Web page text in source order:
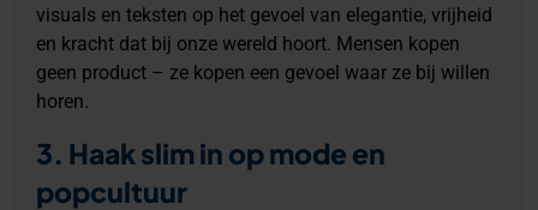
visuals en teksten op het gevoel van elegantie, vrijheid
en kracht dat bij onze wereld hoort. Mensen kopen
geen product – ze kopen een gevoel waar ze bij willen
horen.
3. Haak slim in op mode en
popcultuur